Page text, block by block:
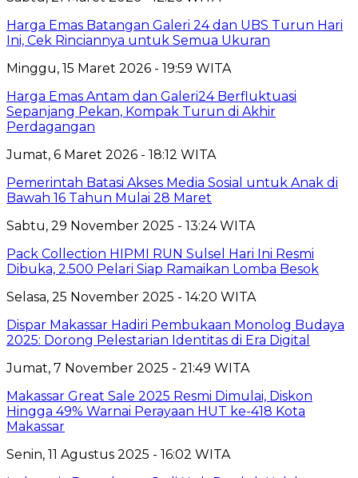
Harga Emas Batangan Galeri 24 dan UBS Turun Hari
Ini, Cek Rinciannya untuk Semua Ukuran
Minggu, 15 Maret 2026 - 19:59 WITA
Harga Emas Antam dan Galeri24 Berfluktuasi
Sepanjang Pekan, Kompak Turun di Akhir
Perdagangan
Jumat, 6 Maret 2026 - 18:12 WITA
Pemerintah Batasi Akses Media Sosial untuk Anak di
Bawah 16 Tahun Mulai 28 Maret
Sabtu, 29 November 2025 - 13:24 WITA
Pack Collection HIPMI RUN Sulsel Hari Ini Resmi
Dibuka, 2.500 Pelari Siap Ramaikan Lomba Besok
Selasa, 25 November 2025 - 14:20 WITA
Dispar Makassar Hadiri Pembukaan Monolog Budaya
2025: Dorong Pelestarian Identitas di Era Digital
Jumat, 7 November 2025 - 21:49 WITA
Makassar Great Sale 2025 Resmi Dimulai, Diskon
Hingga 49% Warnai Perayaan HUT ke-418 Kota
Makassar
Senin, 11 Agustus 2025 - 16:02 WITA